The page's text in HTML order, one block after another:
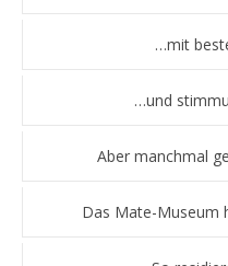
…mit
…und
Aber manchmal
Das Mate-Museum